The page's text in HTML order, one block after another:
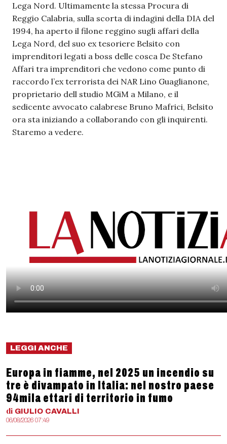
Lega Nord. Ultimamente la stessa Procura di
Reggio Calabria, sulla scorta di indagini della DIA del
1994, ha aperto il filone reggino sugli affari della
Lega Nord, del suo ex tesoriere Belsito con
imprenditori legati a boss delle cosca De Stefano
Affari tra imprenditori che vedono come punto di
raccordo l’ex terrorista dei NAR Lino Guaglianone,
proprietario dell studio MGiM a Milano, e il
sedicente avvocato calabrese Bruno Mafrici, Belsito
ora sta iniziando a collaborando con gli inquirenti.
Staremo a vedere.
LEGGI ANCHE
Europa in fiamme, nel 2025 un incendio su
tre è divampato in Italia: nel nostro paese
94mila ettari di territorio in fumo
di GIULIO CAVALLI
06/08/2026 07:49